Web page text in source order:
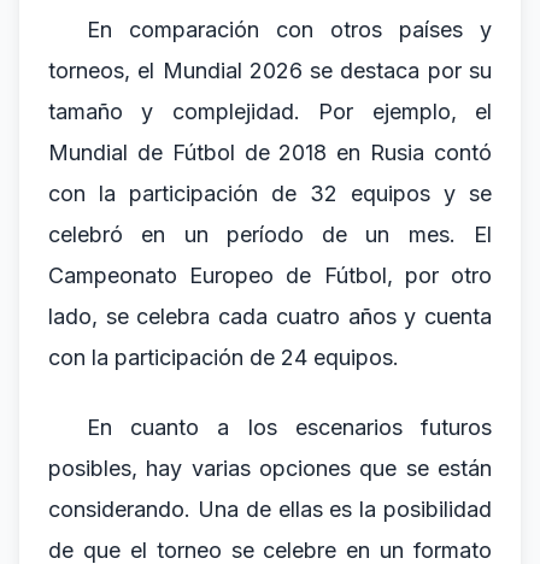
En comparación con otros países y
torneos, el Mundial 2026 se destaca por su
tamaño y complejidad. Por ejemplo, el
Mundial de Fútbol de 2018 en Rusia contó
con la participación de 32 equipos y se
celebró en un período de un mes. El
Campeonato Europeo de Fútbol, por otro
lado, se celebra cada cuatro años y cuenta
con la participación de 24 equipos.
En cuanto a los escenarios futuros
posibles, hay varias opciones que se están
considerando. Una de ellas es la posibilidad
de que el torneo se celebre en un formato